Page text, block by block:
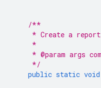
/**
* Create a
     *
* @param args
     */
public static void